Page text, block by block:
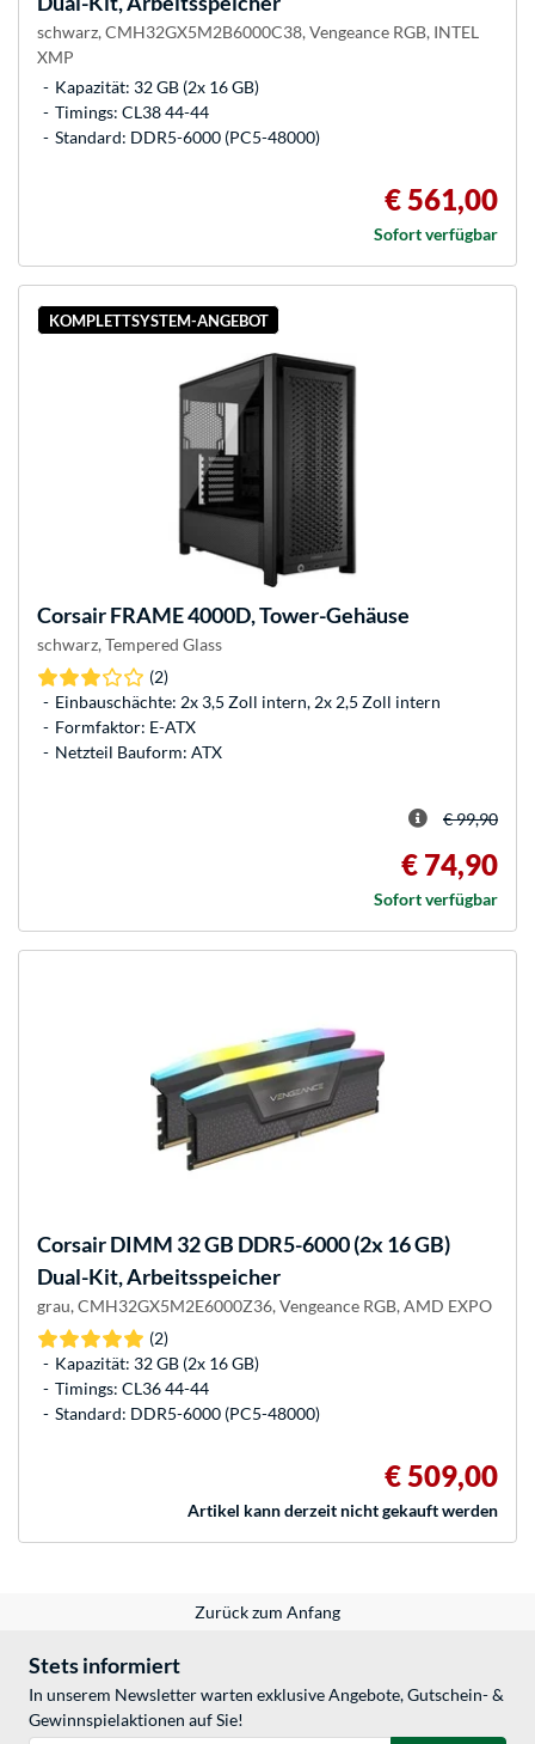
schwarz, CMH32GX5M2B6000C38, Vengeance RGB, INTEL
XMP
Kapazität: 32 GB (2x 16 GB)
Timings: CL38 44-44
Standard: DDR5-6000 (PC5-48000)
€ 561,00
Sofort verfügbar
KOMPLETTSYSTEM-ANGEBOT
CorsairFRAME 4000D, Tower-Gehäuse
schwarz, Tempered Glass
(2)
Einbauschächte: 2x 3,5 Zoll intern, 2x 2,5 Zoll intern
Formfaktor: E-ATX
Netzteil Bauform: ATX
€ 99,90
€ 74,90
Sofort verfügbar
CorsairDIMM 32 GB DDR5-6000 (2x 16 GB)
Dual-Kit, Arbeitsspeicher
grau, CMH32GX5M2E6000Z36, Vengeance RGB, AMD EXPO
(2)
Kapazität: 32 GB (2x 16 GB)
Timings: CL36 44-44
Standard: DDR5-6000 (PC5-48000)
€ 509,00
Artikel kann derzeit nicht gekauft werden
Zurück zum Anfang
Stets informiert
In unserem Newsletter warten exklusive Angebote, Gutschein- &
Gewinnspielaktionen auf Sie!